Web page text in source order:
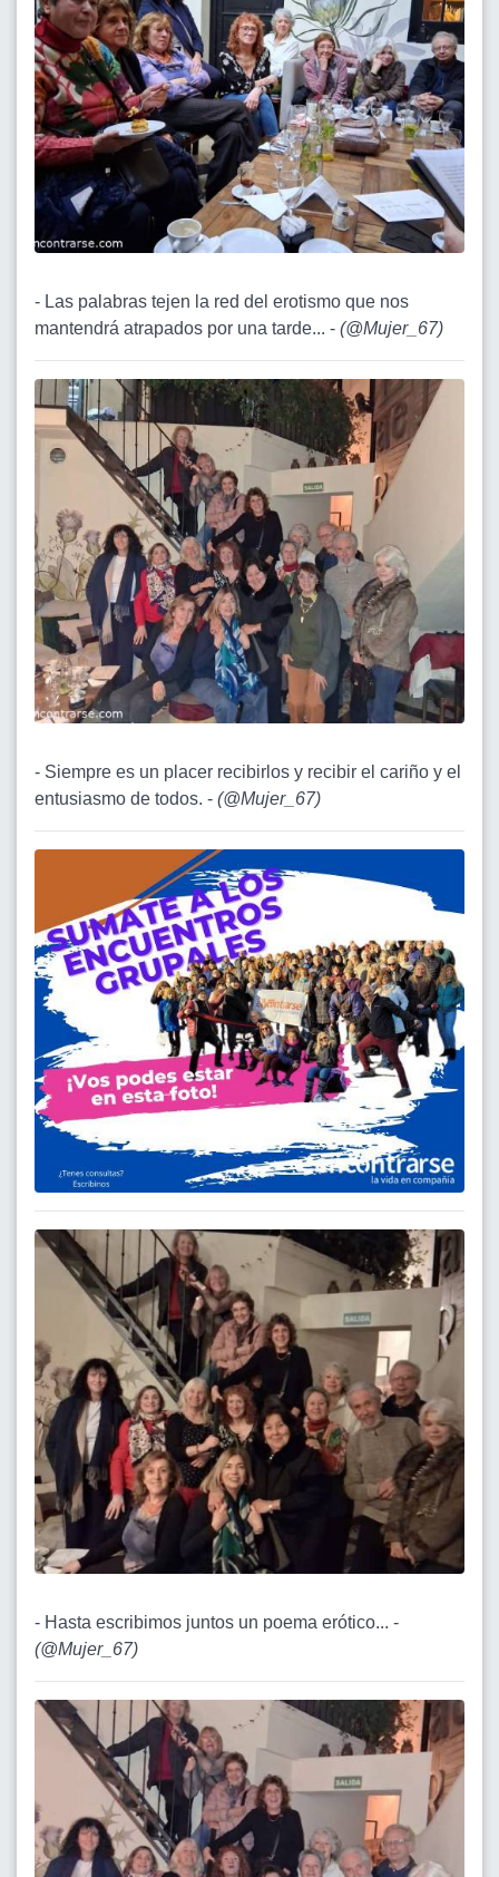
- Las palabras tejen la red del erotismo que nos
mantendrá atrapados por una tarde... - (@Mujer_67)
- Siempre es un placer recibirlos y recibir el cariño y el
entusiasmo de todos. - (@Mujer_67)
- Hasta escribimos juntos un poema erótico... -
(@Mujer_67)